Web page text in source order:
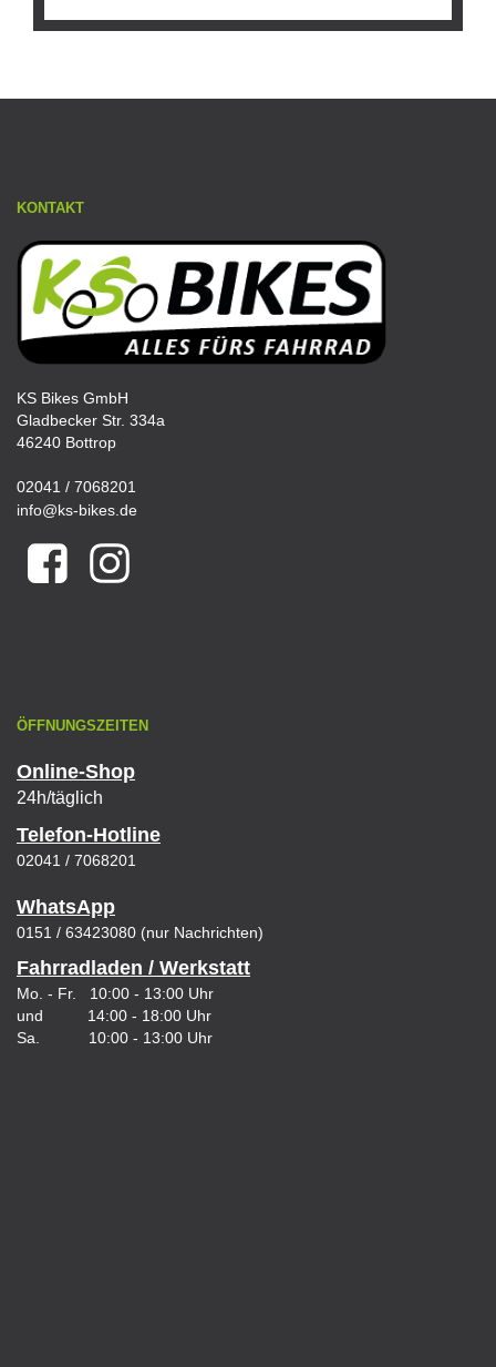
KONTAKT
KS Bikes GmbH
Gladbecker Str. 334a
46240 Bottrop
02041 / 7068201
info@ks-bikes.de
ÖFFNUNGSZEITEN
Online-Shop
24h/täglich
Telefon-Hotline
02041 / 7068201
WhatsApp
0151 / 63423080 (nur Nachrichten)
Fahrradladen / Werkstatt
Mo. - Fr. 10:00 - 13:00 Uhr
und 14:00 - 18:00 Uhr
Sa. 10:00 - 13:00 Uhr